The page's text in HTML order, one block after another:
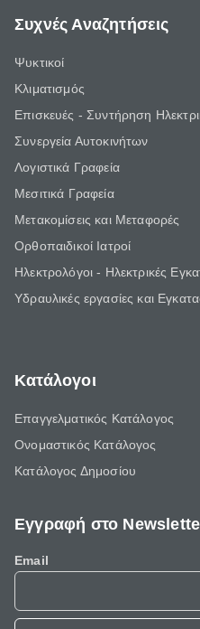
Συχνές Αναζητήσεις
Ψυκτικοί
Κλιματισμός
Επισκευές - Συντήρηση
Συνεργεία Αυτοκινήτων
Λογιστικά Γραφεία
Μεσιτικά Γραφεία
Μετακομίσεις και Μεταφορές
Ορθοπαιδικοί Ιατροί
Ηλεκτρολόγοι - Ηλεκτρικές
Υδραυλικές εργασίες και
Κατάλογοι
Επαγγελματικός Κατάλογος
Ονομαστικός Κατάλογος
Κατάλογος Δημοσίου
Εγγραφή στο
Email